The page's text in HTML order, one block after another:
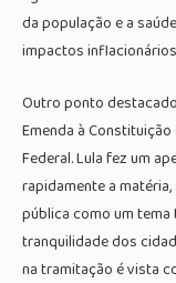
da população e a
impactos
Outro ponto
Emenda à Constituição
Federal. Lula fez um
rapidamente a
pública como um
tranquilidade dos
na tramitação é vista